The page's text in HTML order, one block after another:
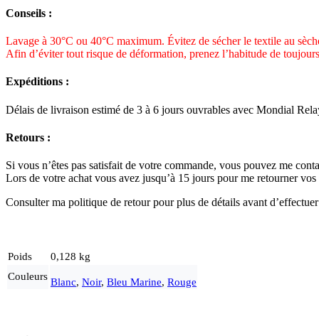
Conseils :
Lavage à 30°C ou 40°C maximum. Évitez de sécher le textile au
Afin d’éviter tout risque de déformation, prenez l’habitude de
Expéditions :
Délais de livraison estimé de 3 à 6 jours ouvrables avec Mondial
Retours :
Si vous n’êtes pas satisfait de votre commande, vous pouvez me
Lors de votre achat vous avez jusqu’à 15 jours pour me retourner vos
Consulter ma politique de retour pour plus de détails avant
Poids
0,128 kg
Couleurs Blanc, Noir, Bleu Marine, Rouge